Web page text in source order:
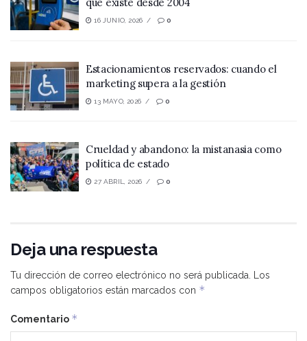
16 JUNIO, 2026 0
Estacionamientos reservados: cuando el
marketing supera a la gestión
13 MAYO, 2026 0
Crueldad y abandono: la mistanasia como
política de estado
27 ABRIL, 2026 0
Deja una respuesta
Tu dirección de correo electrónico no será publicada. Los
campos obligatorios están marcados con *
Comentario *